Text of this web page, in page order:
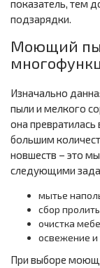
показатель, тем
подзарядки.
Моющий
Изначально
пыли и мелкого
она
большим
новшеств – это
следующими
мытье
сбор
очистка
освежение
При выборе